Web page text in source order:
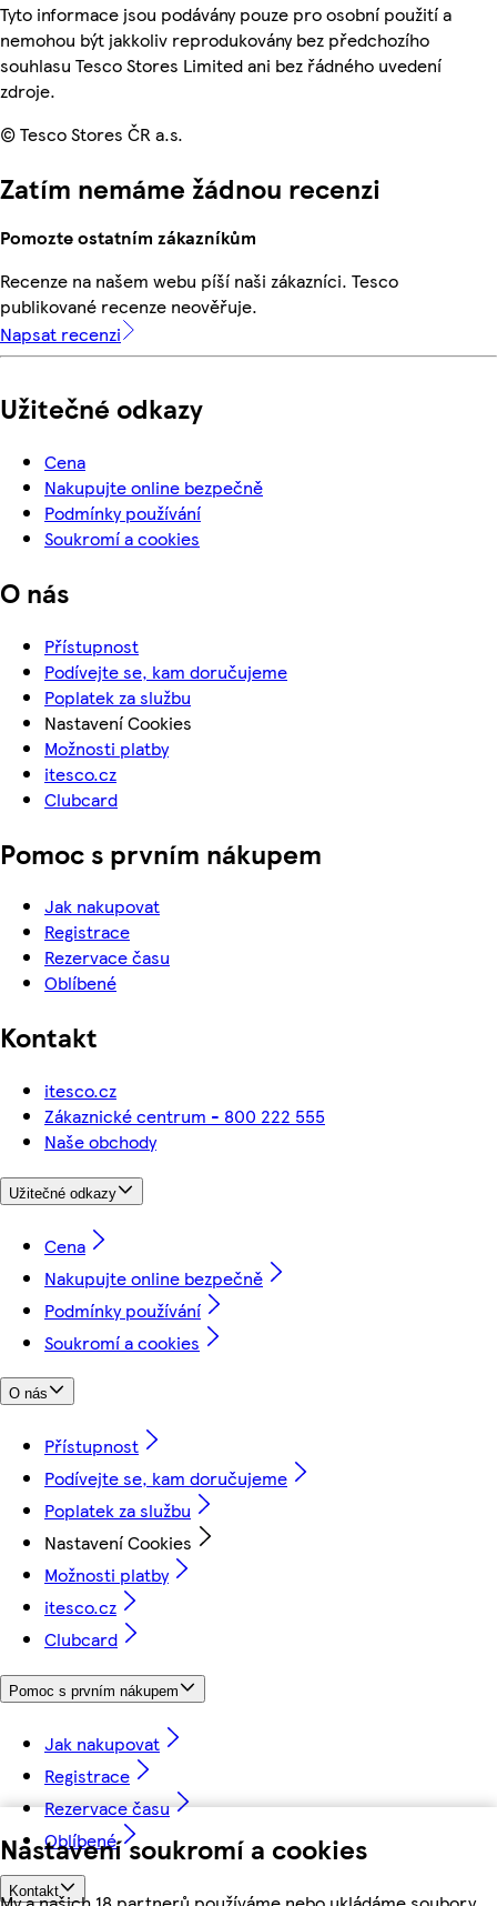
Nastavení soukromí a cookies
Tyto informace jsou podávány pouze pro osobní použití a
nemohou být jakkoliv reprodukovány bez předchozího
souhlasu Tesco Stores Limited ani bez řádného uvedení
zdroje.
© Tesco Stores ČR a.s.
Zatím nemáme žádnou recenzi
Pomozte ostatním zákazníkům
Recenze na našem webu píší naši zákazníci. Tesco
publikované recenze neověřuje.
Napsat recenzi
Užitečné odkazy
Cena
Nakupujte online bezpečně
Podmínky používání
Soukromí a cookies
O nás
Přístupnost
Podívejte se, kam doručujeme
Poplatek za službu
Nastavení Cookies
Možnosti platby
itesco.cz
Clubcard
Pomoc s prvním nákupem
Jak nakupovat
Registrace
Rezervace času
Oblíbené
Kontakt
itesco.cz
Zákaznické centrum - 800 222 555
Naše obchody
Užitečné odkazy
Cena
Nakupujte online bezpečně
Podmínky používání
Soukromí a cookies
O nás
Přístupnost
Podívejte se, kam doručujeme
Poplatek za službu
Nastavení Cookies
Možnosti platby
itesco.cz
Clubcard
Pomoc s prvním nákupem
Jak nakupovat
Registrace
Rezervace času
Oblíbené
Kontakt